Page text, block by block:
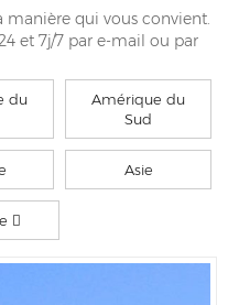
manière qui vous convient.
et 7j/7 par e-mail ou par
du
Amérique du
Sud
Asie
